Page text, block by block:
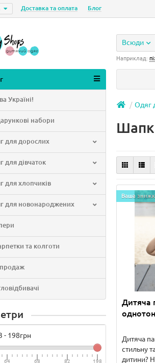
Доставка та оплата Блог
Всюди
Наприклад:
Україні!
набори
для дорослих
для дівчаток
для хлопчиків
для новонароджених
та колготи
Одяг
- 198грн
64 68 82 198
Ваша
Дитяча
Дитяча
стильну
дитини?